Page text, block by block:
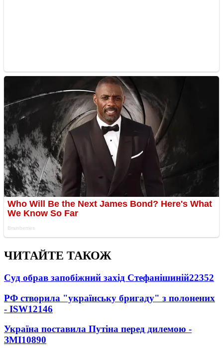
ЧИТАЙТЕ ТАКОЖ
Суд обрав запобіжний захід Стефанішиній22352
РФ створила "українську бригаду" з полонених
- ISW12146
Україна поставила Путіна перед дилемою -
ЗМІ10890